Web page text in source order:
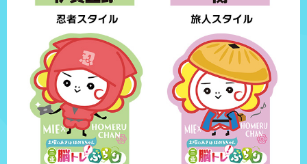
豆腐も味噌も手作りの絶品豆腐田楽
田楽座わかや
住所
三重県伊賀市上野西大手町3591
営業時間
11:00～14:00
17:00～売り切れ次第終了
定休日
忍者の末裔が“忍法”で作った和菓子
深川屋 陸奥大掾（ふかわや むつだいじょう
住所
三重県亀山市関町中町387
営業時間
9:30〜18:00
定休日